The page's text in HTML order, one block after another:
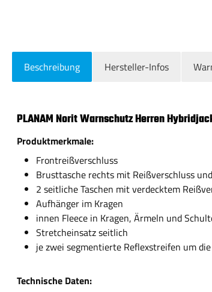
Beschreibung Hersteller-Infos
PLANAM Norit Warnschutz Herren
Produktmerkmale:
Frontreißverschluss
Brusttasche rechts mit Reißverschluss
2 seitliche Taschen mit verdecktem
Aufhänger im Kragen
innen Fleece in Kragen, Ärmeln und
Stretcheinsatz seitlich
je zwei segmentierte Reflexstreifen um
Technische Daten: